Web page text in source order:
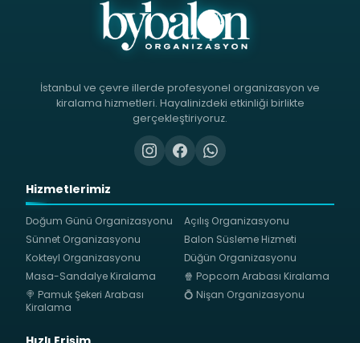
İstanbul ve çevre illerde profesyonel organizasyon ve
kiralama hizmetleri. Hayalinizdeki etkinliği birlikte
gerçekleştiriyoruz.
Hizmetlerimiz
Doğum Günü Organizasyonu
Açılış Organizasyonu
Sünnet Organizasyonu
Balon Süsleme Hizmeti
Kokteyl Organizasyonu
Düğün Organizasyonu
Masa-Sandalye Kiralama
🍿 Popcorn Arabası Kiralama
🍭 Pamuk Şekeri Arabası
Kiralama
💍 Nişan Organizasyonu